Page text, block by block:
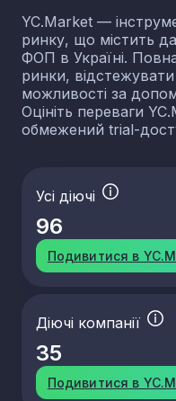
YC.Market —
ринку, що містить
ФОП в Україні. Повна
ринки, відстежувати
можливості за
Оцініть переваги
обмежений trial-
Усі діючі
96
Подивитися в
Діючі компанії
35
Подивитися в